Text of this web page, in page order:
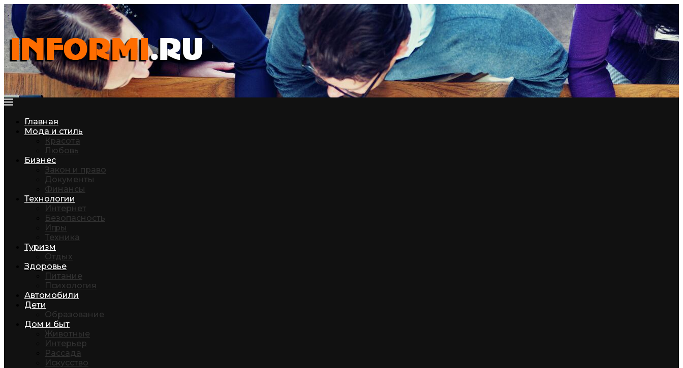
Главная
Мода и стиль
Красота
Любовь
Бизнес
Закон и право
Документы
Финансы
Технологии
Интернет
Безопасность
Игры
Техника
Туризм
Отдых
Здоровье
Питание
Психология
Автомобили
Дети
Образование
Дом и быт
Животные
Интерьер
Рассада
Искусство